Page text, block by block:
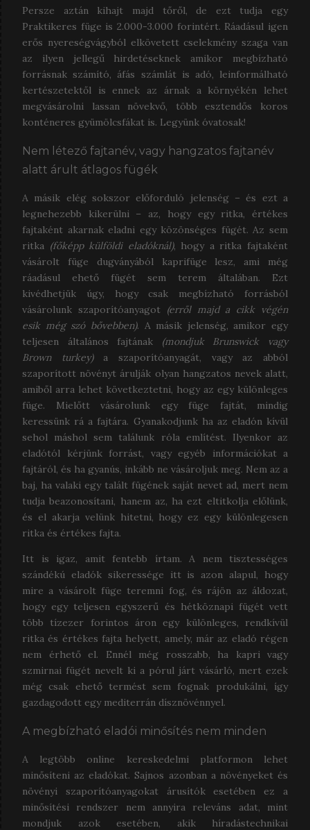
Persze aztán kihajt majd tőről, de ezt tudja egy
Praktikeres füge is 2.000-3.000 forintért. Ráadásul igen
erős nyereségvágyból elkövetett cselekmény szaga van
az ilyen jellegű hirdetéseknek amikor megbízható
forrásnak számító, áfás számlát is adó, leinformálható
kertészetektől is ennek az árnak a környékén lehet
megvásárolni lassan növekvő, több esztendős koros
konténeres gyümölcsfákat is. Legyünk óvatosak!
Nem létező fajtanév, vagy hangzatos fajtanév
alatt árult átlagos fügék
A másik elég sokszor előforduló jelenség – és ezt a
legnehezebb kikerülni – az, hogy egy ritka, értékes
fajtaként akarnak eladni egy közönséges fügét. Az sem
ritka (főképp külföldi eladóknál), hogy a ritka fajtaként
vásárolt füge dugványából kaprifüge lesz, ami még
ráadásul ehető fügét sem terem általában. Ezt
kivédhetjük úgy, hogy csak megbízható forrásból
vásárolunk szaporítóanyagot (erről majd a cikk végén
esik még szó bővebben). A másik jelenség, amikor egy
teljesen általános fajtának (mondjuk Brunswick vagy
Brown turkey)a szaporítóanyagát, vagy az abból
szaporított növényt árulják olyan hangzatos nevek alatt,
amiből arra lehet következtetni, hogy az egy különleges
füge. Mielőtt vásárolunk egy füge fajtát, mindig
keressünk rá a fajtára. Gyanakodjunk ha az eladón kívül
sehol máshol sem találunk róla említést. Ilyenkor az
eladótól kérjünk forrást, vagy egyéb információkat a
fajtáról, és ha gyanús, inkább ne vásároljuk meg. Nem az a
baj, ha valaki egy talált fügének saját nevet ad, mert nem
tudja beazonosítani, hanem az, ha ezt eltitkolja előlünk,
és el akarja velünk hitetni, hogy ez egy különlegesen
ritka és értékes fajta.
Itt is igaz, amit fentebb írtam. A nem tisztességes
szándékú eladók sikeressége itt is azon alapul, hogy
mire a vásárolt füge teremni fog, és rájön az áldozat,
hogy egy teljesen egyszerű és hétköznapi fügét vett
több tízezer forintos áron egy különleges, rendkívül
ritka és értékes fajta helyett, amely, már az eladó régen
nem érhető el. Ennél még rosszabb, ha kapri vagy
szmirnai fügét nevelt ki a pórul járt vásárló, mert ezek
még csak ehető termést sem fognak produkálni, így
gazdagodott egy mediterrán dísznövénnyel.
A megbízható eladói minősítés nem minden
A legtöbb online kereskedelmi platformon lehet
minősíteni az eladókat. Sajnos azonban a növényeket és
növényi szaporítóanyagokat árusítók esetében ez a
minősítési rendszer nem annyira releváns adat, mint
mondjuk azok esetében, akik híradástechnikai